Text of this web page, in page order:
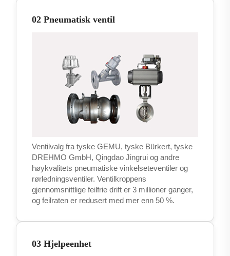
02 Pneumatisk ventil
Ventilvalg fra tyske GEMU, tyske Bürkert, tyske
DREHMO GmbH, Qingdao Jingrui og andre
høykvalitets pneumatiske vinkelseteventiler og
rørledningsventiler. Ventilkroppens
gjennomsnittlige feilfrie drift er 3 millioner ganger,
og feilraten er redusert med mer enn 50 %.
03 Hjelpeenhet